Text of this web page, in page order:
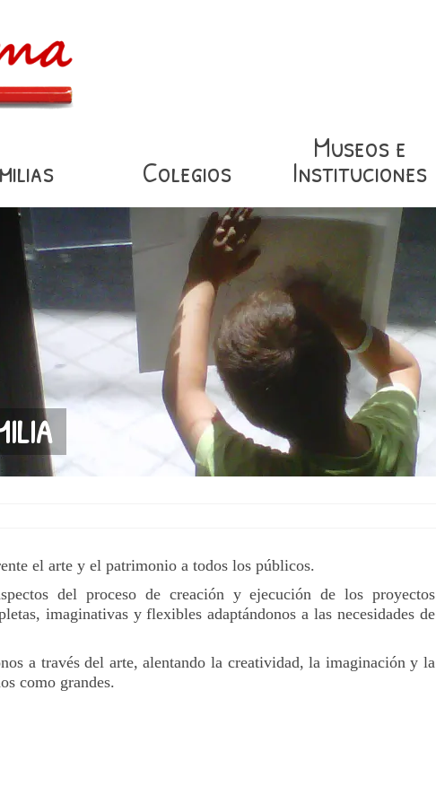
Colegios
Museos e
Instituciones
el arte y el patrimonio a todos los públicos.
del proceso de creación y ejecución de los proyectos
imaginativas y flexibles adaptándonos a las necesidades de
a través del arte, alentando la creatividad, la imaginación y la
como grandes.